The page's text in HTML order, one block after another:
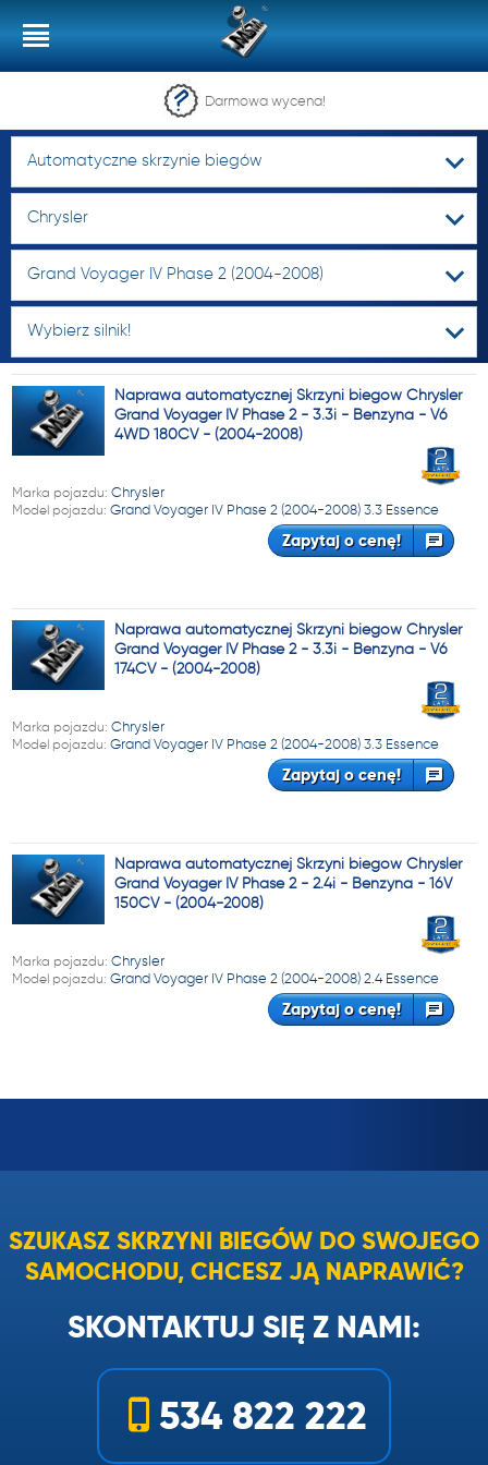
Darmowa wycena!
Automatyczne skrzynie biegów
Chrysler
Grand Voyager IV Phase 2 (2004-2008)
Wybierz silnik!
Naprawa automatycznej Skrzyni biegów Chrysler
Grand Voyager IV Phase 2 - 3.3i - Benzyna - V6
4WD 180CV - (2004-2008)
Marka pojazdu: Chrysler
Model pojazdu: Grand Voyager IV Phase 2 (2004-2008) 3.3 Essence
Zapytaj o cenę!
Naprawa automatycznej Skrzyni biegów Chrysler
Grand Voyager IV Phase 2 - 3.3i - Benzyna - V6
174CV - (2004-2008)
Marka pojazdu: Chrysler
Model pojazdu: Grand Voyager IV Phase 2 (2004-2008) 3.3 Essence
Zapytaj o cenę!
Naprawa automatycznej Skrzyni biegów Chrysler
Grand Voyager IV Phase 2 - 2.4i - Benzyna - 16V
150CV - (2004-2008)
Marka pojazdu: Chrysler
Model pojazdu: Grand Voyager IV Phase 2 (2004-2008) 2.4 Essence
Zapytaj o cenę!
SZUKASZ SKRZYNI BIEGÓW DO SWOJEGO
SAMOCHODU, CHCESZ JĄ NAPRAWIĆ?
SKONTAKTUJ SIĘ Z NAMI:
534 822 222